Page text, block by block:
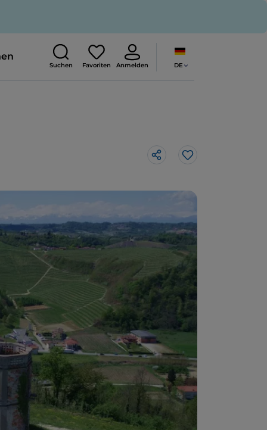
Suchen Favoriten Anmelden DE
Like